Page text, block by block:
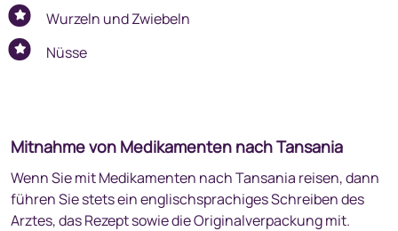
Wurzeln und Zwiebeln
Nüsse
Mitnahme von Medikamenten nach Tansania
Wenn Sie mit Medikamenten nach Tansania reisen, dann
führen Sie stets ein englischsprachiges Schreiben des
Arztes, das Rezept sowie die Originalverpackung mit.